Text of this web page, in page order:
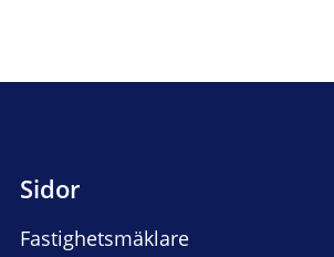
Sidor
Fastighetsmäklare